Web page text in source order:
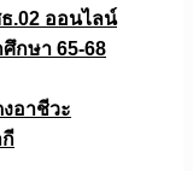
.02 ออนไลน์
กษา 65-68
อาชีวะ